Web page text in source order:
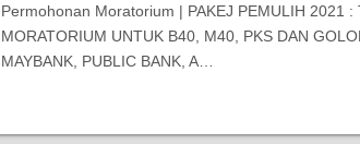
Permohonan Moratorium | PAKEJ PEMULIH 2021 :
MORATORIUM UNTUK B40, M40, PKS DAN
MAYBANK, PUBLIC BANK, A…